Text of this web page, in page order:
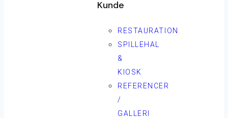
Kunde
RESTAURATION
SPILLEHAL
&
KIOSK
REFERENCER
/
GALLERI